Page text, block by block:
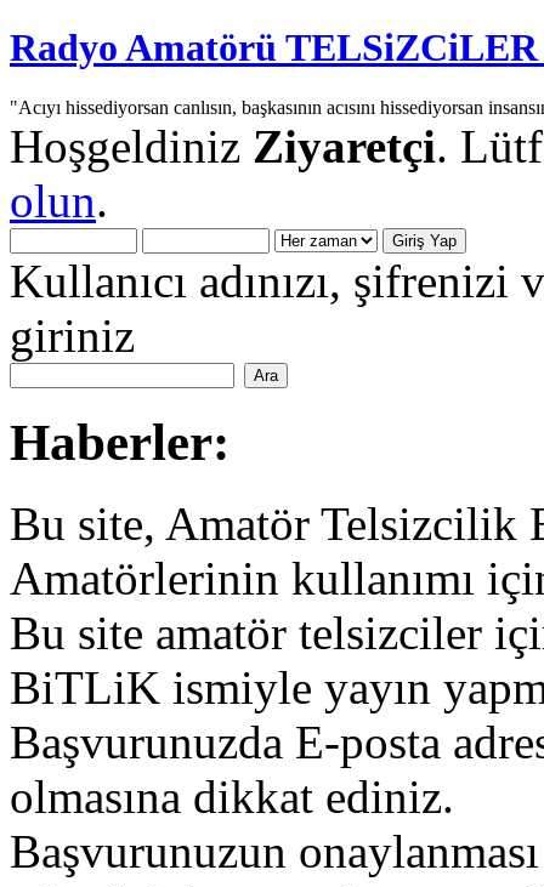
Radyo Amatörü
"Acıyı hissediyorsan canlısın, başkasının acısını hissediyorsan
Hoşgeldiniz Ziyaretçi.
olun.
Kullanıcı adınızı,
giriniz
Haberler:
Bu site, Amatör Telsizcilik
Amatörlerinin kullanımı
Bu site amatör telsizciler
BiTLiK ismiyle yayın
Başvurunuzda E-posta
olmasına dikkat ediniz.
Başvurunuzun